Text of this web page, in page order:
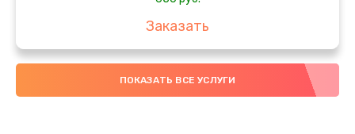
Заказать
Замена аккумулятора
4000 руб.
ПОКАЗАТЬ ВСЕ УСЛУГИ